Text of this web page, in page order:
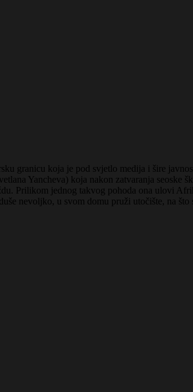
granicu koja je pod svjetlo medija i šire
Yancheva) koja nakon zatvaranja
Prilikom jednog takvog pohoda ona ulovi
nevoljko, u svom domu pruži utočište, na